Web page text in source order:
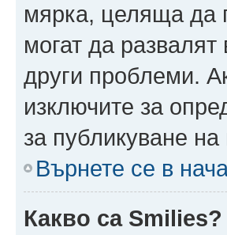
мярка, целяща да
могат да
други проблеми.
изключите за
за публикуване
Върнете се в
Какво са Smilies?